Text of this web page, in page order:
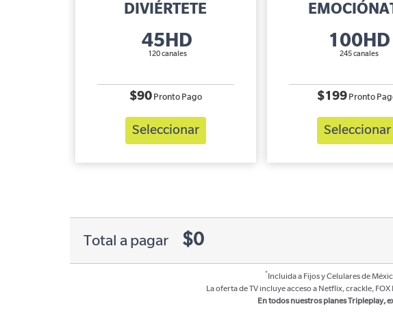
DIVIÉRTETE
45HD
120 canales
$90Pronto Pago
Seleccionar
100HD
245 canales
$199 Pronto
Seleccionar
Total a pagar $0
*Incluida a Fijos y Celulares de
La oferta de TV incluye acceso a Netflix, crackle,
En todos nuestros planes Tripleplay,